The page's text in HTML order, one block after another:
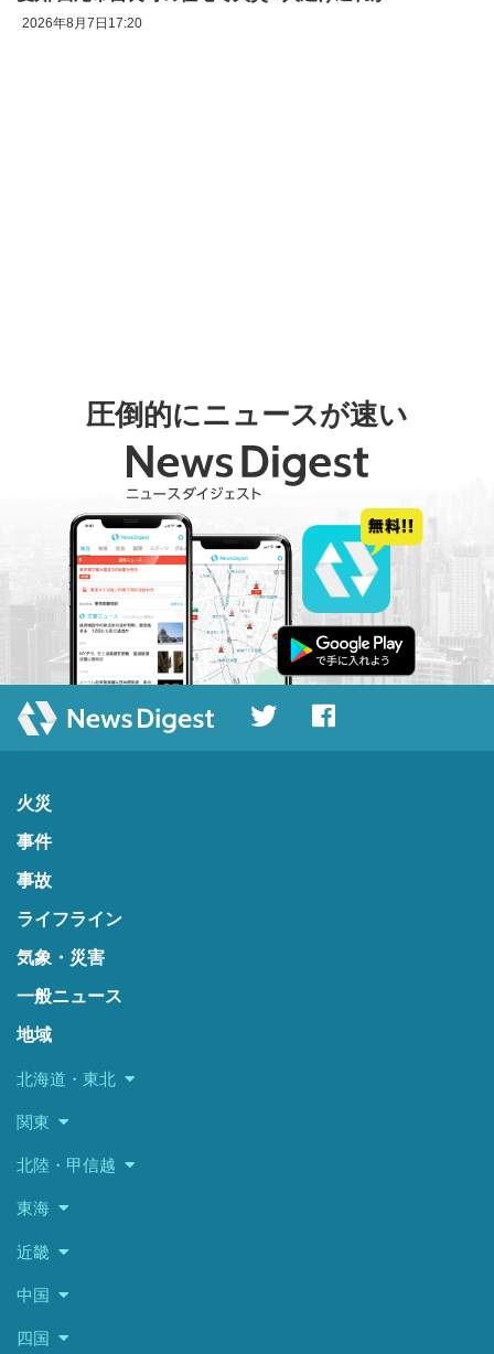
2026年8月7日17:20
圧倒的にニュースが速い
火災
事件
事故
ライフライン
気象・災害
一般ニュース
地域
北海道・東北
関東
北陸・甲信越
東海
近畿
中国
四国